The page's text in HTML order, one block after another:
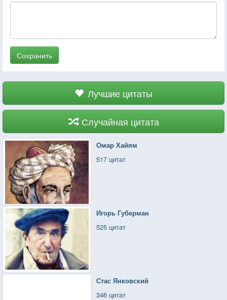
Сохранить
Лучшие цитаты
Случайная цитата
Омар Хайям
517 цитат
Игорь Губерман
525 цитат
Стас Янковский
346 цитат